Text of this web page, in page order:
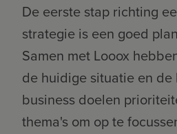
De eerste stap richting
strategie is een goed
Samen met Looox
de huidige situatie en
business doelen
thema's om op te